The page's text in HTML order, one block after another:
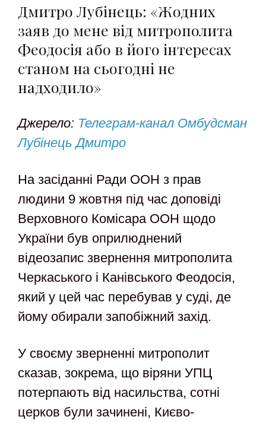
Дмитро Лубінець: «Жодних
заяв до мене від митрополита
Феодосія або в його інтересах
станом на сьогодні не
надходило»
Джерело: Телеграм-канал Омбудсман
Лубінець Дмитро
На засіданні Ради ООН з прав
людини 9 жовтня під час доповіді
Верховного Комісара ООН щодо
України був оприлюднений
відеозапис звернення митрополита
Черкаського і Канівського Феодосія,
який у цей час перебував у суді, де
йому обирали запобіжний захід.
У своєму зверненні митрополит
сказав, зокрема, що віряни УПЦ
потерпають від насильства, сотні
церков були зачинені, Києво-